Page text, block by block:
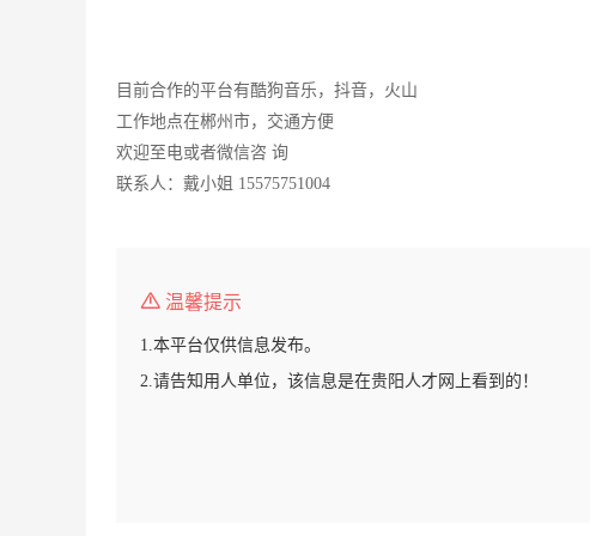
目前合作的平台有酷狗音乐，抖音，火山
工作地点在郴州市，交通方便
欢迎至电或者微信咨 询
联系人：戴小姐 15575751004
温馨提示
1.本平台仅供信息发布。
2.请告知用人单位，该信息是在贵阳人才网上看到的！